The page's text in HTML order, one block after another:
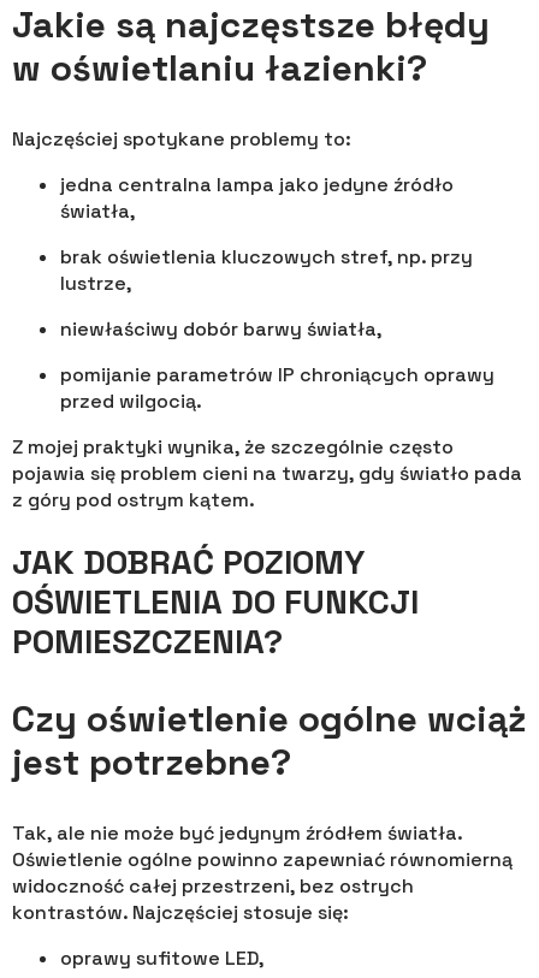
Jakie są najczęstsze błędy
w oświetlaniu łazienki?
Najczęściej spotykane problemy to:
jedna centralna lampa jako jedyne źródło
światła,
brak oświetlenia kluczowych stref, np. przy
lustrze,
niewłaściwy dobór barwy światła,
pomijanie parametrów IP chroniących oprawy
przed wilgocią.
Z mojej praktyki wynika, że szczególnie często
pojawia się problem cieni na twarzy, gdy światło pada
z góry pod ostrym kątem.
JAK DOBRAĆ POZIOMY
OŚWIETLENIA DO FUNKCJI
POMIESZCZENIA?
Czy oświetlenie ogólne wciąż
jest potrzebne?
Tak, ale nie może być jedynym źródłem światła.
Oświetlenie ogólne powinno zapewniać równomierną
widoczność całej przestrzeni, bez ostrych
kontrastów. Najczęściej stosuje się:
oprawy sufitowe LED,